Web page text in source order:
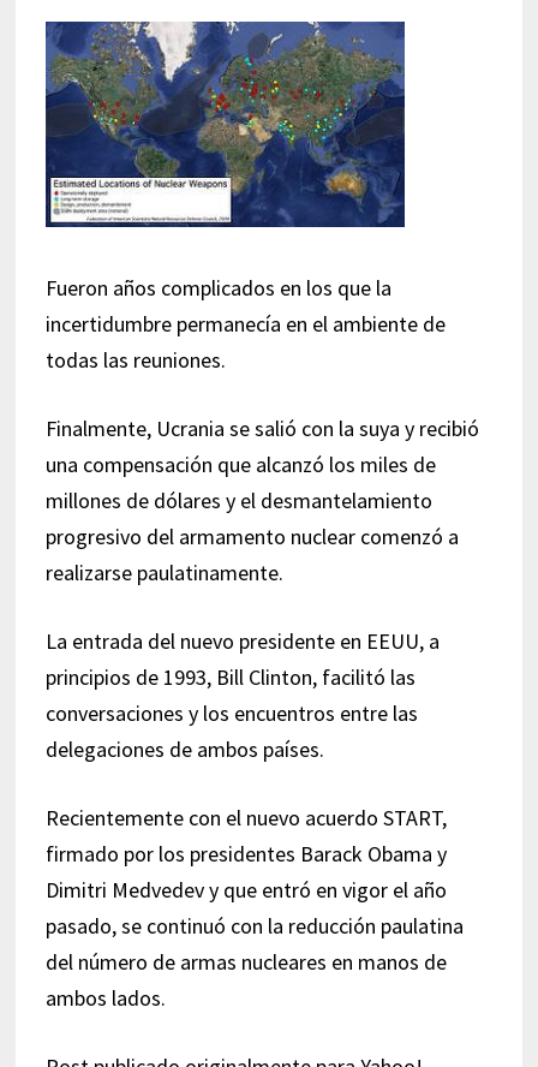
Fueron años complicados en los que la
incertidumbre permanecía en el ambiente de
todas las reuniones.
Finalmente, Ucrania se salió con la suya y recibió
una compensación que alcanzó los miles de
millones de dólares y el desmantelamiento
progresivo del armamento nuclear comenzó a
realizarse paulatinamente.
La entrada del nuevo presidente en EEUU, a
principios de 1993, Bill Clinton, facilitó las
conversaciones y los encuentros entre las
delegaciones de ambos países.
Recientemente con el nuevo acuerdo START,
firmado por los presidentes Barack Obama y
Dimitri Medvedev y que entró en vigor el año
pasado, se continuó con la reducción paulatina
del número de armas nucleares en manos de
ambos lados.